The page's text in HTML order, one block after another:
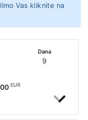
Vas kliknite na
Dana
9
EUR